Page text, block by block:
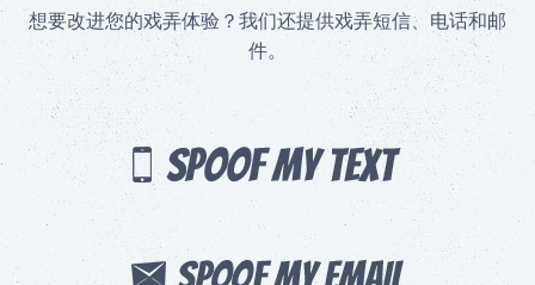
想要改进您的戏弄体验？我们还提供戏弄短信、电话和邮
件。